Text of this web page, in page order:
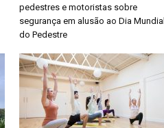
pedestres e motoristas sobre
segurança em alusão ao Dia Mundial
do Pedestre